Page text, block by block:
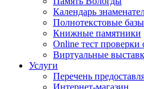
Календарь
Полнотекстовые
Книжные памятники
Online тест проверки
Виртуальные
Услуги
Перечень
Интернет-магазин